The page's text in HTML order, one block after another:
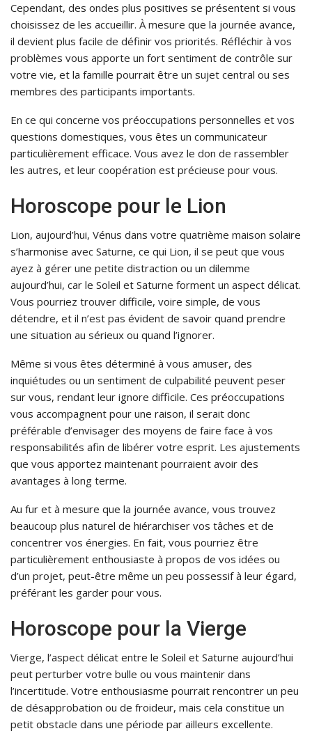
Cependant, des ondes plus positives se présentent si vous
choisissez de les accueillir. À mesure que la journée avance,
il devient plus facile de définir vos priorités. Réfléchir à vos
problèmes vous apporte un fort sentiment de contrôle sur
votre vie, et la famille pourrait être un sujet central ou ses
membres des participants importants.
En ce qui concerne vos préoccupations personnelles et vos
questions domestiques, vous êtes un communicateur
particulièrement efficace. Vous avez le don de rassembler
les autres, et leur coopération est précieuse pour vous.
Horoscope pour le Lion
Lion, aujourd’hui, Vénus dans votre quatrième maison solaire
s’harmonise avec Saturne, ce qui Lion, il se peut que vous
ayez à gérer une petite distraction ou un dilemme
aujourd’hui, car le Soleil et Saturne forment un aspect délicat.
Vous pourriez trouver difficile, voire simple, de vous
détendre, et il n’est pas évident de savoir quand prendre
une situation au sérieux ou quand l’ignorer.
Même si vous êtes déterminé à vous amuser, des
inquiétudes ou un sentiment de culpabilité peuvent peser
sur vous, rendant leur ignore difficile. Ces préoccupations
vous accompagnent pour une raison, il serait donc
préférable d’envisager des moyens de faire face à vos
responsabilités afin de libérer votre esprit. Les ajustements
que vous apportez maintenant pourraient avoir des
avantages à long terme.
Au fur et à mesure que la journée avance, vous trouvez
beaucoup plus naturel de hiérarchiser vos tâches et de
concentrer vos énergies. En fait, vous pourriez être
particulièrement enthousiaste à propos de vos idées ou
d’un projet, peut-être même un peu possessif à leur égard,
préférant les garder pour vous.
Horoscope pour la Vierge
Vierge, l’aspect délicat entre le Soleil et Saturne aujourd’hui
peut perturber votre bulle ou vous maintenir dans
l’incertitude. Votre enthousiasme pourrait rencontrer un peu
de désapprobation ou de froideur, mais cela constitue un
petit obstacle dans une période par ailleurs excellente.